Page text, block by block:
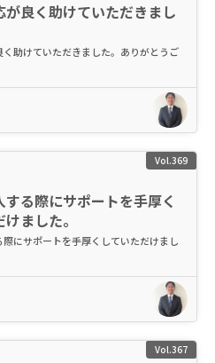
が良く助けていただきまし
く助けていただきました。ありがとうご
Vol.369
する際にサポートを手厚く
ました。
にサポートを手厚くしていただけまし
Vol.367